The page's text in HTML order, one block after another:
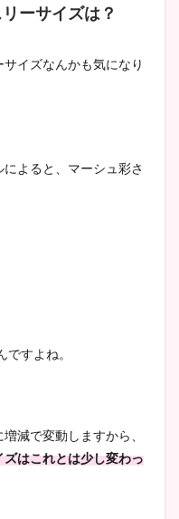
ーサイズは？
イズなんかも気になり
よると、マーシュ彩さ
すよね。
減で変動しますから、
はこれとは少し変わっ